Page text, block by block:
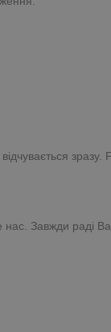
нас. Завжди раді